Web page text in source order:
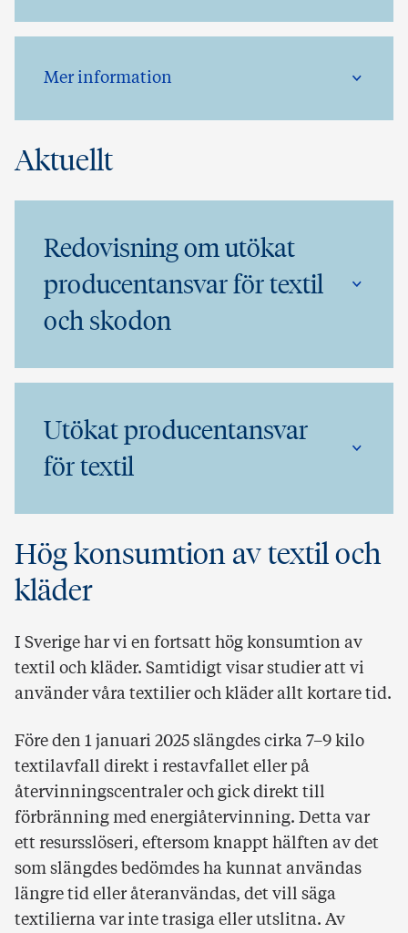
Mer information
Aktuellt
Redovisning om utökat
producentansvar för textil
och skodon
Utökat producentansvar
för textil
Hög konsumtion av textil och
kläder
I Sverige har vi en fortsatt hög konsumtion av
textil och kläder. Samtidigt visar studier att vi
använder våra textilier och kläder allt kortare tid.
Före den 1 januari 2025 slängdes cirka 7–9 kilo
textilavfall direkt i restavfallet eller på
återvinningscentraler och gick direkt till
förbränning med energiåtervinning. Detta var
ett resursslöseri, eftersom knappt hälften av det
som slängdes bedömdes ha kunnat användas
längre tid eller återanvändas, det vill säga
textilierna var inte trasiga eller utslitna. Av